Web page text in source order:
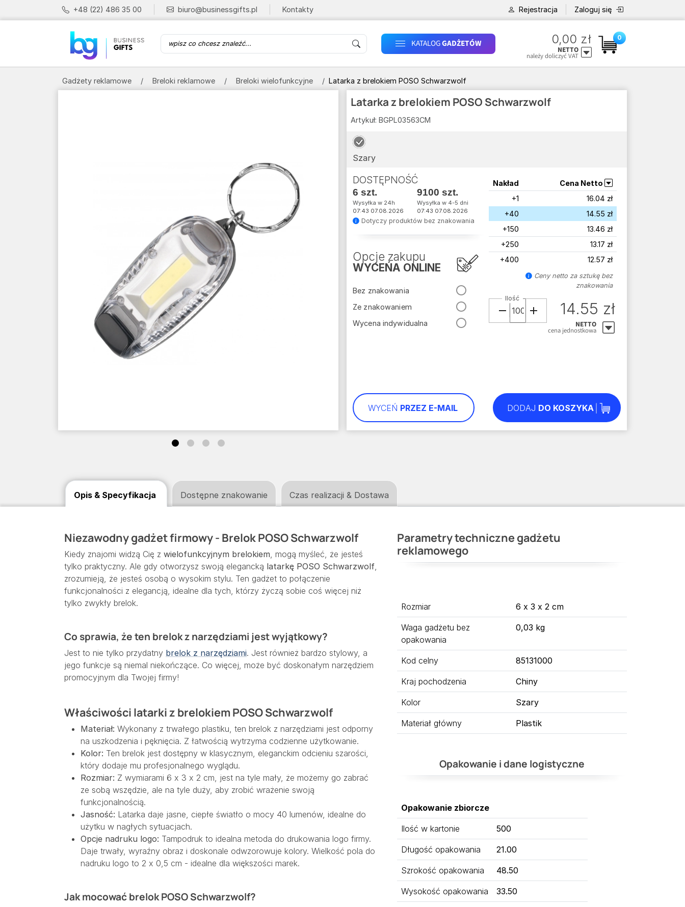
+48 (22) 486 35 00 biuro@businessgifts.pl Kontakty Rejestracja Zaloguj się
KATALOGGADŻETÓW 0,00 zł
NETTO
należy doliczyć VAT
0
Gadżety reklamowe Breloki reklamowe Breloki wielofunkcyjne Latarka z brelokiem POSO Schwarzwolf
Latarka z brelokiem POSO Schwarzwolf
Niezawodny gadżet firmowy - Brelok POSO Schwarzwolf
Kiedy znajomi widzą Cię z wielofunkcyjnym brelokiem, mogą myśleć, że jesteś
tylko praktyczny. Ale gdy otworzysz swoją elegancką latarkę POSO Schwarzwolf,
zrozumieją, że jesteś osobą o wysokim stylu. Ten gadżet to połączenie
funkcjonalności z elegancją, idealne dla tych, którzy życzą sobie coś więcej niż
tylko zwykły brelok.
Co sprawia, że ten brelok z narzędziami jest wyjątkowy?
Jest to nie tylko przydatny brelok z narzędziami. Jest również bardzo stylowy, a
jego funkcje są niemal niekończące. Co więcej, może być doskonałym narzędziem
promocyjnym dla Twojej firmy!
Właściwości latarki z brelokiem POSO Schwarzwolf
Materiał: Wykonany z trwałego plastiku, ten brelok z narzędziami jest odporny
na uszkodzenia i pęknięcia. Z łatwością wytrzyma codzienne użytkowanie.
Kolor: Ten brelok jest dostępny w klasycznym, eleganckim odcieniu szarości,
który dodaje mu profesjonalnego wyglądu.
Rozmiar: Z wymiarami 6 x 3 x 2 cm, jest na tyle mały, że możemy go zabrać
ze sobą wszędzie, ale na tyle duży, aby zrobić wrażenie swoją
funkcjonalnością.
Jasność: Latarka daje jasne, ciepłe światło o mocy 40 lumenów, idealne do
użytku w nagłych sytuacjach.
Opcje nadruku logo: Tampodruk to idealna metoda do drukowania logo firmy.
Daje trwały, wyraźny obraz i doskonale odwzorowuje kolory. Wielkość pola do
nadruku logo to 2 x 0,5 cm - idealne dla większości marek.
Jak mocować brelok POSO Schwarzwolf?
Parametry techniczne gadżetu
reklamowego
Rozmiar 6 x 3 x 2 cm
Waga gadżetu bez
opakowania
0,03 kg
Kod celny 85131000
Kraj pochodzenia Chiny
Kolor Szary
Materiał główny Plastik
Opakowanie i dane logistyczne
Opakowanie zbiorcze
Ilość w kartonie 500
Długość opakowania 21.00
Szrokość opakowania 48.50
Wysokość opakowania 33.50
Opis & Specyfikacja Dostępne znakowanie Czas realizacji & Dostawa
Artykuł: BGPL03563CM
Szary
DOSTĘPNOŚĆ
6 szt.
Wysyłka w 24h
07:43 07.08.2026
9100 szt.
Wysyłka w 4-5 dni
07:43 07.08.2026
Dotyczy produktów bez znakowania
Opcje zakupu
WYCEŃA ONLINE
Bez znakowania
Ze znakowaniem
Wycena indywidualna
Nakład
Cena Netto
+1
16.04 zł
+40
14.55 zł
+150
13.46 zł
+250
13.17 zł
+400
12.57 zł
Ceny netto za sztukę bez
znakowania
Ilość
14.55 zł
NETTO
cena jednostkowa
WYCEŃ PRZEZ E-MAIL DODAJ DO KOSZYKA